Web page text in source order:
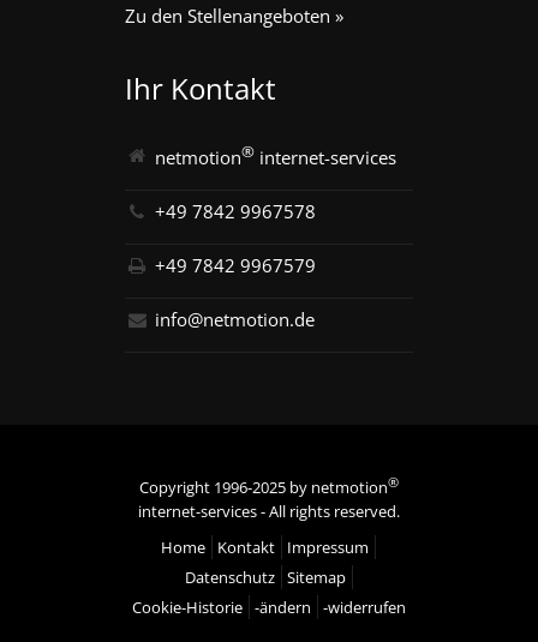
Zu den Stellenangeboten »
Ihr Kontakt
netmotion® internet-services
+49 7842 9967578
+49 7842 9967579
info@netmotion.de
Copyright 1996-2025 by netmotion®
internet-services - All rights reserved.
Home
Kontakt
Impressum
Datenschutz Sitemap
Cookie-Historie -ändern -widerrufen